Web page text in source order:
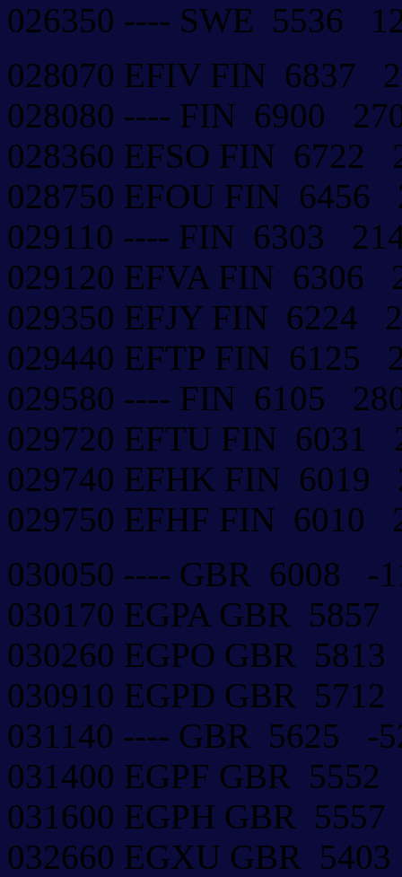
026350 ---- SWE 5536
028070 EFIV FIN 6837
028080 ---- FIN 6900
028360 EFSO FIN 6722
028750 EFOU FIN
029110 ---- FIN 6303
029120 EFVA FIN
029350 EFJY FIN 6224
029440 EFTP FIN 6125
029580 ---- FIN 6105
029720 EFTU FIN
029740 EFHK FIN
029750 EFHF FIN
030050 ---- GBR 6008 -
030170 EGPA GBR
030260 EGPO GBR
030910 EGPD GBR
031140 ---- GBR 5625
031400 EGPF GBR
031600 EGPH GBR
032660 EGXU GBR